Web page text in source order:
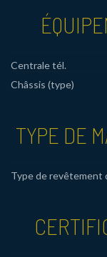
Centrale tél.
Châssis (type)
TYPE DE
Type de revêtement